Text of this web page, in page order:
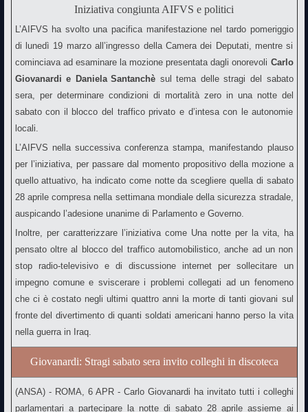
Iniziativa congiunta AIFVS e politici
L’AIFVS ha svolto una pacifica manifestazione nel tardo pomeriggio
di lunedì 19 marzo all’ingresso della Camera dei Deputati, mentre si
cominciava ad esaminare la mozione presentata dagli onorevoli Carlo
Giovanardi e Daniela Santanchè sul tema delle stragi del sabato
sera, per determinare condizioni di mortalità zero in una notte del
sabato con il blocco del traffico privato e d’intesa con le autonomie
locali.
L’AIFVS nella successiva conferenza stampa, manifestando plauso
per l’iniziativa, per passare dal momento propositivo della mozione a
quello attuativo, ha indicato come notte da scegliere quella di sabato
28 aprile compresa nella settimana mondiale della sicurezza stradale,
auspicando l’adesione unanime di Parlamento e Governo.
Inoltre, per caratterizzare l’iniziativa come Una notte per la vita, ha
pensato oltre al blocco del traffico automobilistico, anche ad un non
stop radio-televisivo e di discussione internet per sollecitare un
impegno comune e sviscerare i problemi collegati ad un fenomeno
che ci è costato negli ultimi quattro anni la morte di tanti giovani sul
fronte del divertimento di quanti soldati americani hanno perso la vita
nella guerra in Iraq.
Giovanardi: Stragi sabato sera invito colleghi in discoteca
(ANSA) - ROMA, 6 APR - Carlo Giovanardi ha invitato tutti i colleghi
parlamentari a partecipare la notte di sabato 28 aprile assieme ai